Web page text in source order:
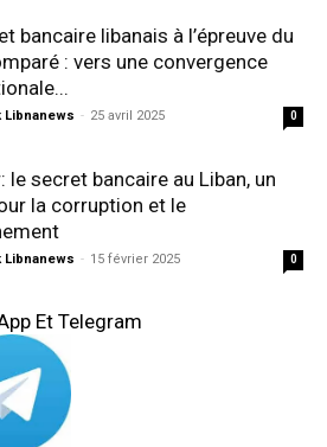
bancaire libanais à l’épreuve du
: vers une convergence
Libnanews - 25 avril 2025 0
le secret bancaire au Liban, un
la corruption et le
Libnanews - 15 février 2025 0
Et Telegram